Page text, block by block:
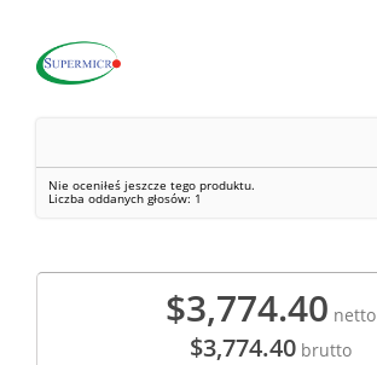
Nie oceniłeś jeszcze tego produktu.
Liczba oddanych głosów: 1
$3,774.40 netto
$3,774.40 brutto